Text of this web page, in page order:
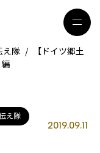
え隊 /
【ドイツ郷土
え隊
2019.09.11